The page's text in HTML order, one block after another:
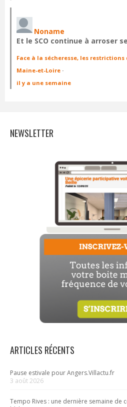
Noname
Et le SCO continue à arroser
Face à la sécheresse, les restrictions
Maine-et-Loire ·
il y a une semaine
NEWSLETTER
ARTICLES RÉCENTS
Pause estivale pour Angers.Villactu.fr
3 août 2026
Tempo Rives : une dernière semaine de